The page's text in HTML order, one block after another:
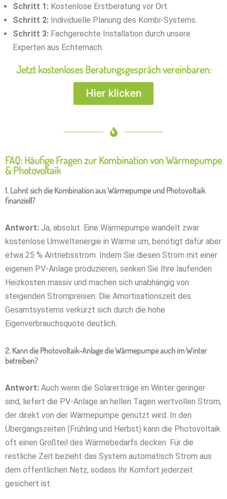
Schritt 1: Kostenlose Erstberatung vor Ort.
Schritt 2: Individuelle Planung des Kombi-Systems.
Schritt 3: Fachgerechte Installation durch unsere
Experten aus Echternach.
Jetzt kostenloses Beratungsgespräch vereinbaren:
Hier klicken
FAQ: Häufige Fragen zur Kombination von Wärmepumpe
& Photovoltaik
1. Lohnt sich die Kombination aus Wärmepumpe und Photovoltaik
finanziell?
Antwort: Ja, absolut. Eine Wärmepumpe wandelt zwar
kostenlose Umweltenergie in Wärme um, benötigt dafür aber
etwa 25 % Antriebsstrom. Indem Sie diesen Strom mit einer
eigenen PV-Anlage produzieren, senken Sie Ihre laufenden
Heizkosten massiv und machen sich unabhängig von
steigenden Strompreisen. Die Amortisationszeit des
Gesamtsystems verkürzt sich durch die hohe
Eigenverbrauchsquote deutlich.
2. Kann die Photovoltaik-Anlage die Wärmepumpe auch im Winter
betreiben?
Antwort: Auch wenn die Solarerträge im Winter geringer
sind, liefert die PV-Anlage an hellen Tagen wertvollen Strom,
der direkt von der Wärmepumpe genutzt wird. In den
Übergangszeiten (Frühling und Herbst) kann die Photovoltaik
oft einen Großteil des Wärmebedarfs decken. Für die
restliche Zeit bezieht das System automatisch Strom aus
dem öffentlichen Netz, sodass Ihr Komfort jederzeit
gesichert ist.